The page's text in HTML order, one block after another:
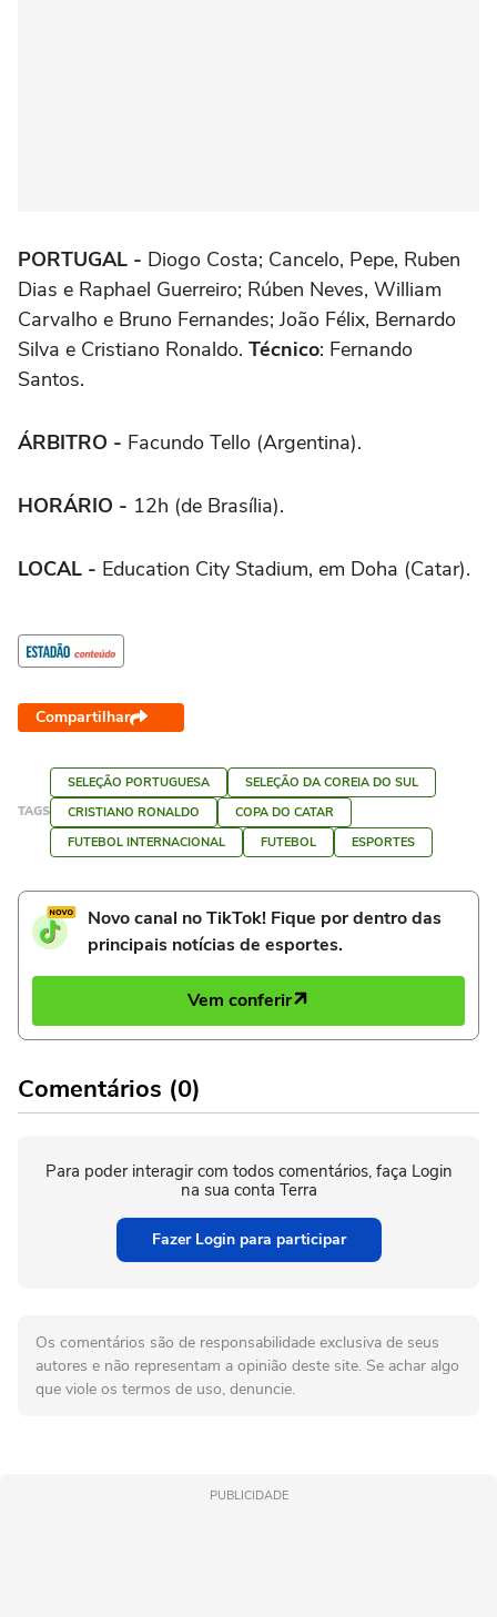
PORTUGAL - Diogo Costa; Cancelo, Pepe, Ruben
Dias e Raphael Guerreiro; Rúben Neves, William
Carvalho e Bruno Fernandes; João Félix, Bernardo
Silva e Cristiano Ronaldo. Técnico: Fernando
Santos.
ÁRBITRO - Facundo Tello (Argentina).
HORÁRIO - 12h (de Brasília).
LOCAL - Education City Stadium, em Doha (Catar).
Compartilhar
TAGS
SELEÇÃO PORTUGUESA
SELEÇÃO DA COREIA DO SUL
CRISTIANO RONALDO
COPA DO CATAR
FUTEBOL INTERNACIONAL
FUTEBOL ESPORTES
Novo canal no TikTok! Fique por dentro das
principais notícias de esportes.
Vem conferir
Comentários (0)
Para poder interagir com todos comentários, faça Login
na sua conta Terra
Fazer Login para participar
Os comentários são de responsabilidade exclusiva de seus
autores e não representam a opinião deste site. Se achar algo
que viole os termos de uso, denuncie.
PUBLICIDADE